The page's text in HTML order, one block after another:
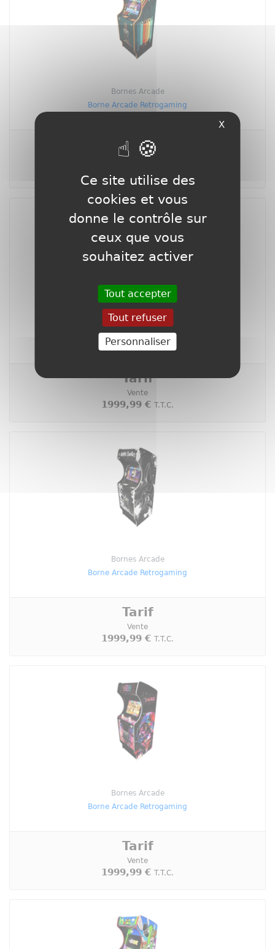
Bornes Arcade
Borne Arcade Retrogaming
Tarif
Vente Pièce
Bornes Arcade
Borne Arcade Retrogaming
Tarif
Vente
1999,99 € T.T.C.
Bornes Arcade
Borne Arcade Retrogaming
Tarif
Vente
1999,99 € T.T.C.
Bornes Arcade
Borne Arcade Retrogaming
Tarif
Vente
1999,99 € T.T.C.
X
Ce site utilise des
cookies et vous
donne le contrôle sur
ceux que vous
souhaitez activer
Tout accepter
Tout refuser
Personnaliser